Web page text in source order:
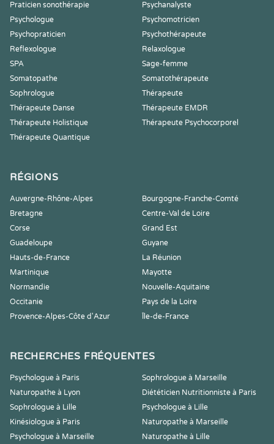
Praticien sonothérapie
Psychanalyste
Psychologue
Psychomotricien
Psychopraticien
Psychothérapeute
Reflexologue
Relaxologue
SPA
Sage-femme
Somatopathe
Somatothérapeute
Sophrologue
Thérapeute
Thérapeute Danse
Thérapeute EMDR
Thérapeute Holistique
Thérapeute Psychocorporel
Thérapeute Quantique
RÉGIONS
Auvergne-Rhône-Alpes
Bourgogne-Franche-Comté
Bretagne
Centre-Val de Loire
Corse
Grand Est
Guadeloupe
Guyane
Hauts-de-France
La Réunion
Martinique
Mayotte
Normandie
Nouvelle-Aquitaine
Occitanie
Pays de la Loire
Provence-Alpes-Côte d'Azur
Île-de-France
RECHERCHES FRÉQUENTES
Psychologue à Paris
Sophrologue à Marseille
Naturopathe à Lyon
Diététicien Nutritionniste à Paris
Sophrologue à Lille
Psychologue à Lille
Kinésiologue à Paris
Naturopathe à Marseille
Psychologue à Marseille
Naturopathe à Lille